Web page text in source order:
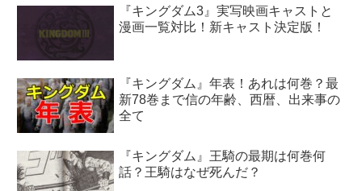
『キングダム3』実写映画キャストと
漫画一覧対比！新キャスト決定版！
『キングダム』年表！あれは何巻？最
新78巻まで信の年齢、西暦、出来事の
全て
『キングダム』王騎の最期は何巻何
話？王騎はなぜ死んだ？